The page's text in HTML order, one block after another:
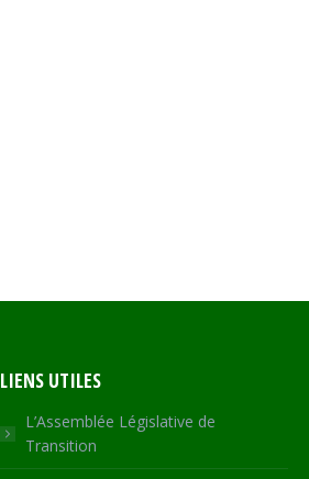
LIENS UTILES
L’Assemblée Législative de
Transition